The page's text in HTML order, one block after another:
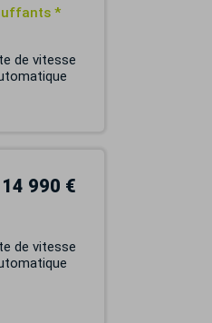
*
de vitesse
14 990 €
de vitesse